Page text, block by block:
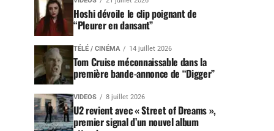
Hoshi dévoile le clip poignant de
“Pleurer en dansant”
TÉLÉ / CINÉMA 14 juillet 2026
Tom Cruise méconnaissable dans la
première bande-annonce de “Digger”
VIDEOS 8 juillet 2026
U2 revient avec « Street of Dreams »,
premier signal d’un nouvel album